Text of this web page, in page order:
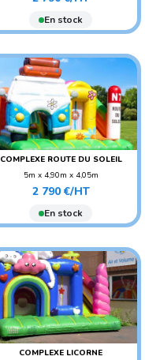
AGE CONSEILLÉ : ENFANT
En stock
COMPLEXE ROUTE DU SOLEIL
5m x 4,90m x 4,05m
POIDS : 150 KG
AGE CONSEILLÉ : ENFANT
Prix
2 790 €/HT
En stock
COMPLEXE LICORNE